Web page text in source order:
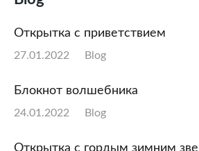
Открытка с приветствием
27.01.2022 Blog
Блокнот волшебника
24.01.2022 Blog
Открытка с гордым зимним